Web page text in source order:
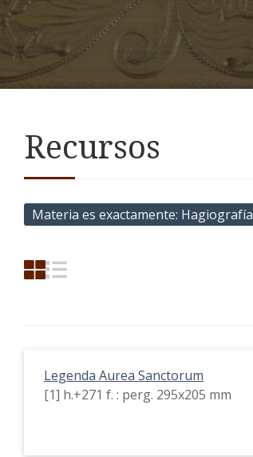
Recursos
Materia es exactamente Hagiografía
Legenda Aurea Sanctorum
[1] h.+271 f. : perg. 295x205 mm